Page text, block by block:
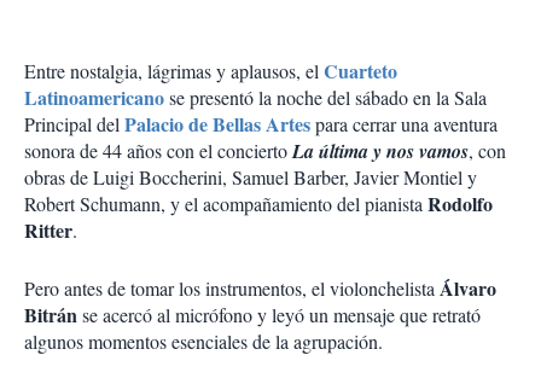
Entre nostalgia, lágrimas y aplausos, elCuarteto
Latinoamericanose presentó la noche del sábado en la Sala
Principal delPalacio de Bellas Artespara cerrar una aventura
sonora de 44 años con el conciertoLa última y nos vamos, con
obras de Luigi Boccherini, Samuel Barber, Javier Montiel y
Robert Schumann, y el acompañamiento del pianistaRodolfo
Ritter.
Pero antes de tomar los instrumentos, el violonchelistaÁlvaro
Bitránse acercó al micrófono y leyó un mensaje que retrató
algunos momentos esenciales de la agrupación.